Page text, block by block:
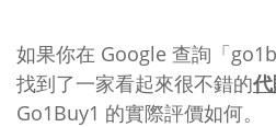
如果你在 Google 查詢「
找到了一家看起來很不錯的
Go1Buy1 的實際評價如何。